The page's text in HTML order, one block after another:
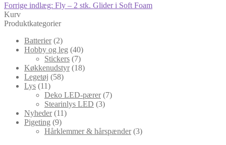
Forrige indlæg: Fly – 2 stk. Glider i Soft Foam
Kurv
Produktkategorier
Batterier (2)
Hobby og leg (40)
Stickers (7)
Køkkenudstyr (18)
Legetøj (58)
Lys (11)
Deko LED-pærer (7)
Stearinlys LED (3)
Nyheder (11)
Pigeting (9)
Hårklemmer & hårspænder (3)